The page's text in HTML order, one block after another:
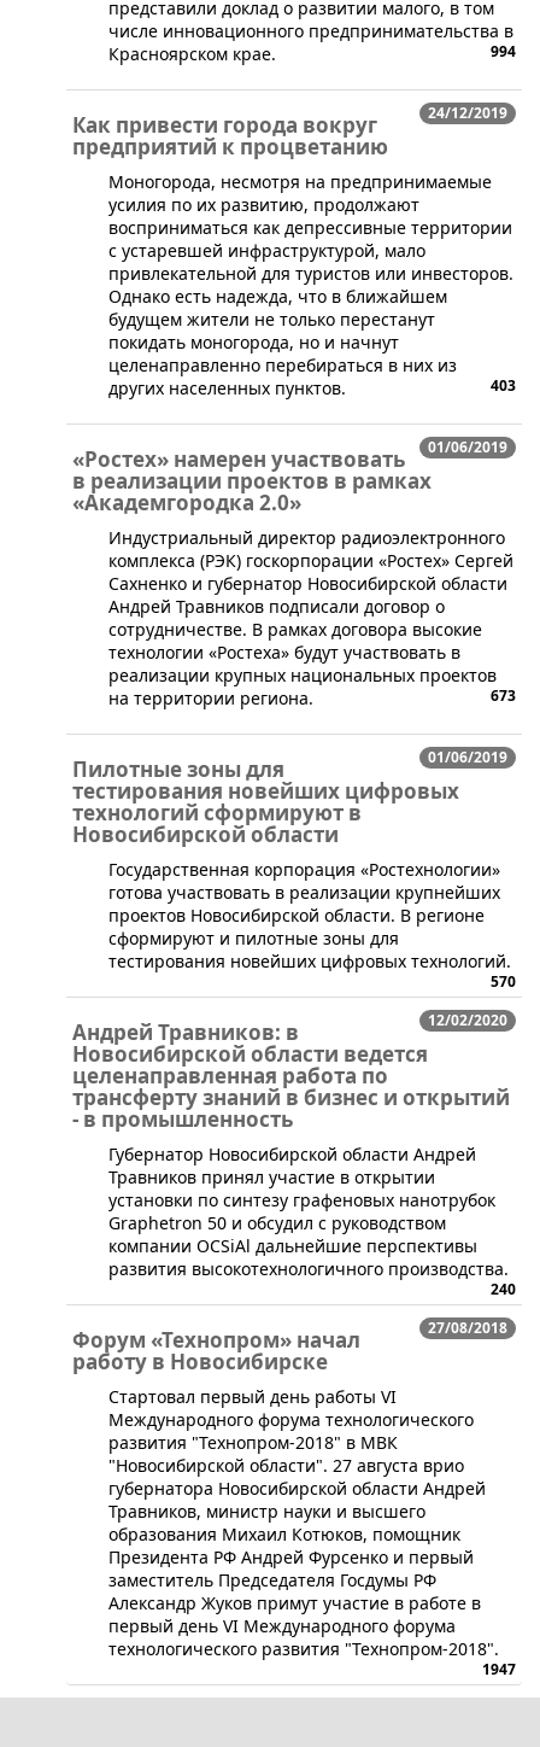
представили доклад о развитии малого, в том
числе инновационного предпринимательства в
Красноярском крае.
994
24/12/2019
Как привести города вокруг
предприятий к процветанию
​Моногорода, несмотря на предпринимаемые
усилия по их развитию, продолжают
восприниматься как депрессивные территории
с устаревшей инфраструктурой, мало
привлекательной для туристов или инвесторов.
Однако есть надежда, что в ближайшем
будущем жители не только перестанут
покидать моногорода, но и начнут
целенаправленно перебираться в них из
других населенных пунктов.
403
01/06/2019
«Ростех» намерен участвовать
в реализации проектов в рамках
«Академгородка 2.0»
​Индустриальный директор радиоэлектронного
комплекса (РЭК) госкорпорации «Ростех» Сергей
Сахненко и губернатор Новосибирской области
Андрей Травников подписали договор о
сотрудничестве. В рамках договора высокие
технологии «Ростеха» будут участвовать в
реализации крупных национальных проектов
на территории региона.
673
01/06/2019
Пилотные зоны для
тестирования новейших цифровых
технологий сформируют в
Новосибирской области
Государственная корпорация «Ростехнологии»
готова участвовать в реализации крупнейших
проектов Новосибирской области. В регионе
сформируют и пилотные зоны для
тестирования новейших цифровых технологий.
570
12/02/2020
Андрей Травников: в
Новосибирской области ведется
целенаправленная работа по
трансферту знаний в бизнес и открытий
- в промышленность
Губернатор Новосибирской области Андрей
Травников принял участие в открытии
установки по синтезу графеновых нанотрубок
Graphetron 50 и обсудил с руководством
компании OCSiAl дальнейшие перспективы
развития высокотехнологичного производства.
240
27/08/2018
Форум «Технопром» начал
работу в Новосибирске
Стартовал первый день работы VI
Международного форума технологического
развития "Технопром-2018" в МВК
"Новосибирской области". 27 августа врио
губернатора Новосибирской области Андрей
Травников, министр науки и высшего
образования Михаил Котюков, помощник
Президента РФ Андрей Фурсенко и первый
заместитель Председателя Госдумы РФ
Александр Жуков примут участие в работе в
первый день VI Международного форума
технологического развития "Технопром-2018".
1947